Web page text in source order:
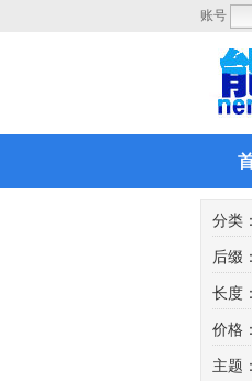
账号
分类：
后缀：
长度：
价格：
主题：